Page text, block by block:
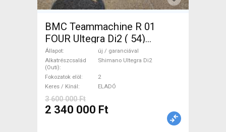
BMC Teammachine R 01
FOUR Ultegra Di2 ( 54)
Országúti Shimano Ultegra
Di2 tárcsafék új / garanciával
ELADÓ
Állapot
új / garanciával
Alkatrészcsalád
(Outi)
Shimano Ultegra Di2
Fokozatok elöl
2
Keres / Kínál
ELADÓ
3 600 000 Ft
2 340 000 Ft